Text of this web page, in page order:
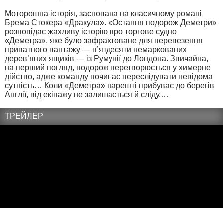
Моторошна історія, заснована на класичному романі
Брема Стокера «Дракула». «Остання подорож Деметри»
розповідає жахливу історію про торгове судно
«Деметра», яке було зафрахтоване для перевезення
приватного вантажу — п’ятдесяти немаркованих
дерев’яних ящиків — із Румунії до Лондона. Звичайна,
на перший погляд, подорож перетворюється у химерне
дійство, адже команду починає переслідувати невідома
сутність… Коли «Деметра» нарешті прибуває до берегів
Англії, від екіпажу не залишається й сліду.…
ТРЕЙЛЕР